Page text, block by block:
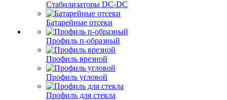
Стабилизаторы DC-DC
Батарейные отсеки
Профиль п-образный
Профиль врезной
Профиль угловой
Профиль для стекла